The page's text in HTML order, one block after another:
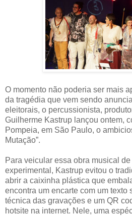
O momento não poderia ser mais
da tragédia que vem sendo
eleitorais, o percussionista,
Guilherme Kastrup lançou ontem,
Pompeia, em São Paulo, o
Mutação”.
Para veicular essa obra musical
experimental, Kastrup evitou o
abrir a caixinha plástica que
encontra um encarte com um texto
técnica das gravações e um QR
hotsite na internet. Nele, uma